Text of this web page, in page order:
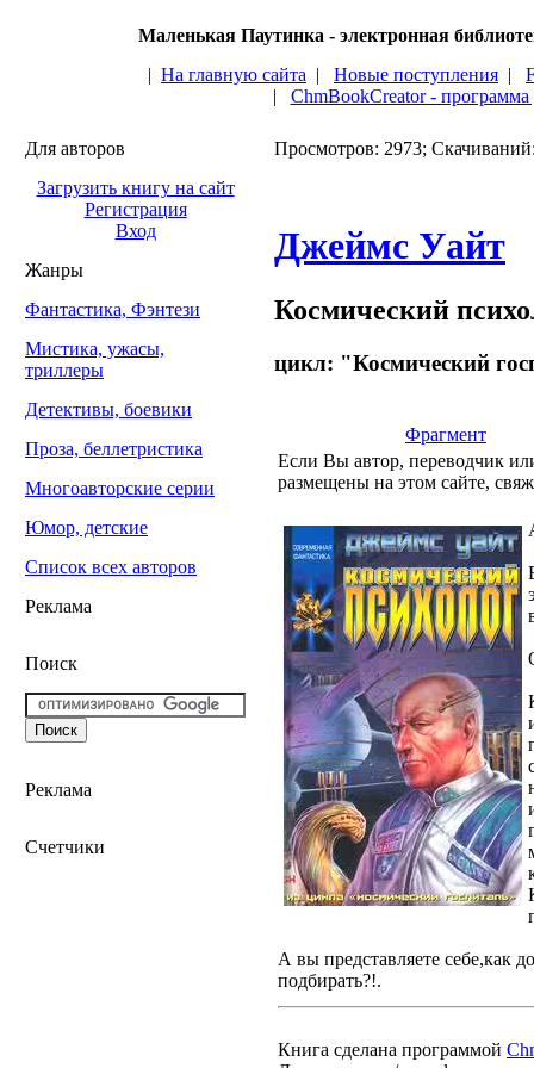
Маленькая Паутинка - электронная
| На главную сайта | Новые поступления |
| ChmBookCreator -
Для авторов
Загрузить книгу на сайт
Регистрация
Вход
Жанры
Фантастика, Фэнтези
Мистика, ужасы,
триллеры
Детективы, боевики
Проза, беллетристика
Многоавторские серии
Юмор, детские
Список всех авторов
Реклама
Поиск
Реклама
Счетчики
Просмотров: 2973;
Джеймс Уайт
Космический
цикл: "Космический
Фрагмент
Если Вы автор, переводчик
размещены на этом сайте,
А вы представляете себе,как
подбирать?!.
Книга сделана программой